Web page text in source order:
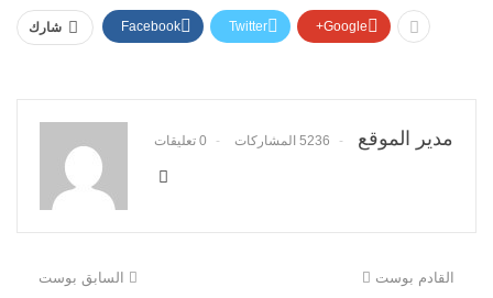
شارك Facebook Twitter Google+
مدير الموقع 5236 المشاركات 0 تعليقات
السابق بوست القادم بوست